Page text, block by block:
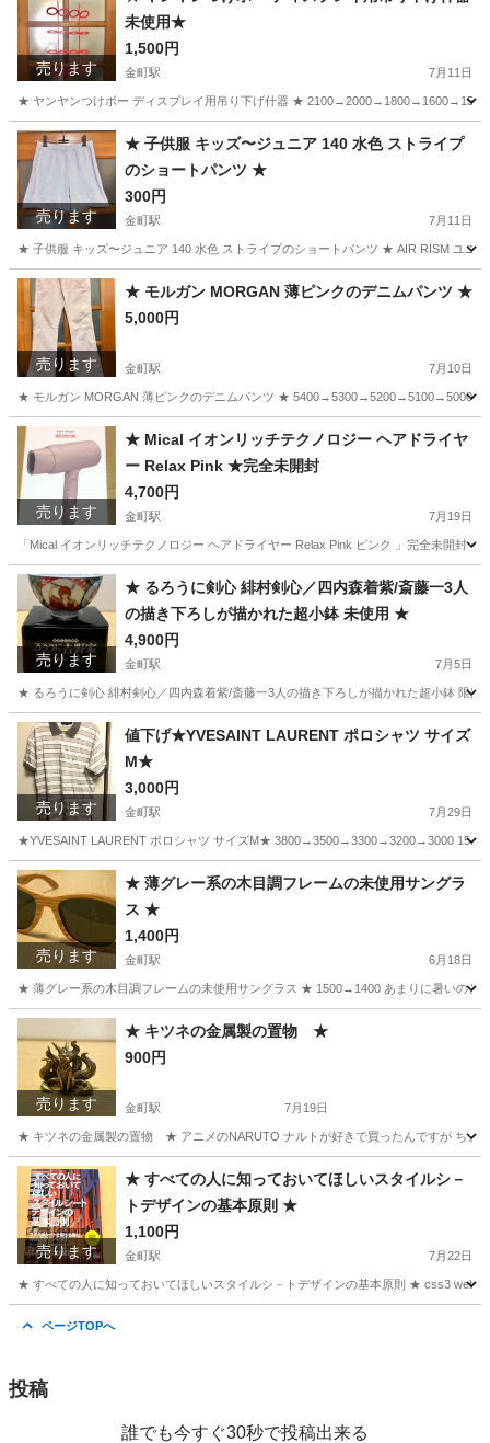
売ります
未使用★
1,500円
金町駅 7月11日
★ ヤンヤンつけボー ディスプレイ用吊り下げ什器 ★ 2100→2000→1800→1600→1500
東京 葛飾区 金町駅 その他 ヤンヤンつけボー
売ります
★ 子供服 キッズ〜ジュニア 140 水色 ストライプ
のショートパンツ ★
300円
金町駅 7月11日
★ 子供服 キッズ〜ジュニア 140 水色 ストライプのショートパンツ ★ AIR RISM ユニ
東京 葛飾区 ショートパンツ
売ります
★ モルガン MORGAN 薄ピンクのデニムパンツ ★
5,000円
金町駅 7月10日
★ モルガン MORGAN 薄ピンクのデニムパンツ ★ 5400→5300→5200→5100→5000 サ
東京 葛飾区 服/ファッション ピンク
売ります
★ Mical イオンリッチテクノロジー ヘアドライヤ
ー Relax Pink ★完全未開封
4,700円
金町駅 7月19日
「Mical イオンリッチテクノロジー ヘアドライヤー Relax Pink ピンク 」完全未開封
東京 葛飾区 金町駅 美容家電 ヘアドライヤー
売ります
★ るろうに剣心 緋村剣心／四内森着紫/斎藤一3人
の描き下ろしが描かれた超小鉢 未使用 ★
4,900円
金町駅 7月5日
★ るろうに剣心 緋村剣心／四内森着紫/斎藤一3人の描き下ろしが描かれた超小鉢 限
東京 葛飾区 金町駅
売ります
値下げ★YVESAINT LAURENT ポロシャツ サイズ
M★
3,000円
金町駅 7月29日
★YVESAINT LAURENT ポロシャツ サイズM★ 3800→3500→3300→3200→3000 15.6
東京 葛飾区 金町駅 ポロシャツ
売ります
★ 薄グレー系の木目調フレームの未使用サングラ
ス ★
1,400円
金町駅 6月18日
★ 薄グレー系の木目調フレームの未使用サングラス ★ 1500→1400 あまりに暑いのと
東京 葛飾区 金町駅 アクセサリー フレーム
売ります
★ キツネの金属製の置物 ★
900円
金町駅 7月19日
★ キツネの金属製の置物 ★ アニメのNARUTO ナルトが好きで買ったんですが ちょ
東京 葛飾区 金町駅 フィギュア キツネ
売ります
★ すべての人に知っておいてほしいスタイルシ－
トデザインの基本原則 ★
1,100円
金町駅 7月22日
★ すべての人に知っておいてほしいスタイルシ－トデザインの基本原則 ★ css3 web
ページTOPへ
投稿
誰でも今すぐ30秒で投稿出来る